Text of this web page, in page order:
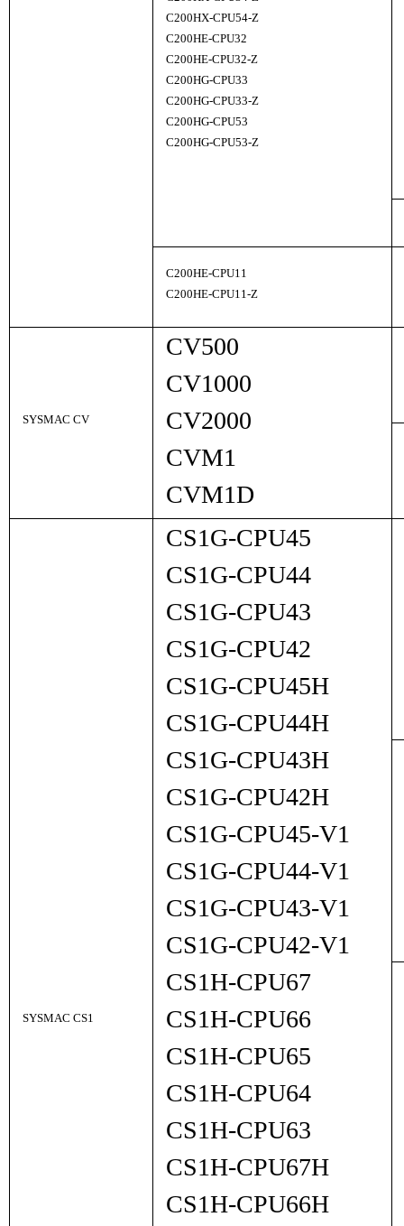
C200HX-CPU54-Z
C200HE-CPU32
C200HE-CPU32-Z
C200HG-CPU33
C200HG-CPU33-Z
C200HG-CPU53
C200HG-CPU53-Z
C200HE-CPU11
C200HE-CPU11-Z
SYSMAC CV
CV500
CV1000
CV2000
CVM1
CVM1D
SYSMAC CS1
CS1G-CPU45
CS1G-CPU44
CS1G-CPU43
CS1G-CPU42
CS1G-CPU45H
CS1G-CPU44H
CS1G-CPU43H
CS1G-CPU42H
CS1G-CPU45-V1
CS1G-CPU44-V1
CS1G-CPU43-V1
CS1G-CPU42-V1
CS1H-CPU67
CS1H-CPU66
CS1H-CPU65
CS1H-CPU64
CS1H-CPU63
CS1H-CPU67H
CS1H-CPU66H